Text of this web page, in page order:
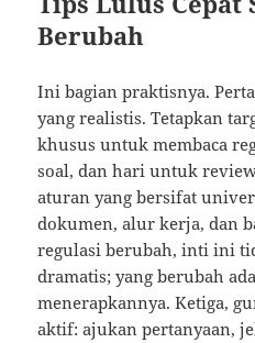
Berubah
Ini bagian praktisnya.
yang realistis. Tetapkan
khusus untuk membaca
soal, dan hari untuk
aturan yang bersifat
dokumen, alur kerja, dan
regulasi berubah, inti ini
dramatis; yang berubah
menerapkannya. Ketiga,
aktif: ajukan pertanyaan,